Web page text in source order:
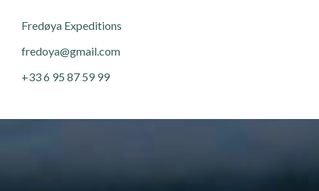
Fredøya Expeditions
fredoya@gmail.com
+33 6 95 87 59 99